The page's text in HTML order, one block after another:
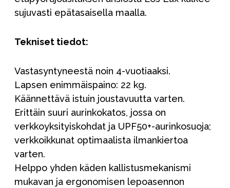
sujuvasti epätasaisella maalla.
Tekniset tiedot:
Vastasyntyneestä noin 4-vuotiaaksi.
Lapsen enimmäispaino: 22 kg.
Käännettävä istuin joustavuutta varten.
Erittäin suuri aurinkokatos, jossa on
verkkoyksityiskohdat ja UPF50+-aurinkosuoja;
verkkoikkunat optimaalista ilmankiertoa
varten.
Helppo yhden käden kallistusmekanismi
mukavan ja ergonomisen lepoasennon